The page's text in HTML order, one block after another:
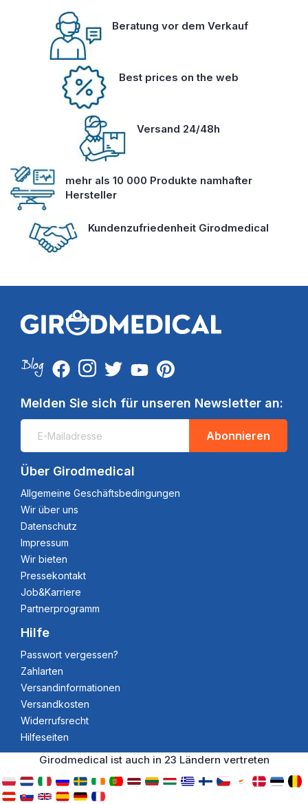
Beratung vor dem Verkauf
Best prices on the web
Versand 24/48h
mehr als 10 000 Produkte namhafter
Hersteller
Kundenzufriedenheit Girodmedical
Melden Sie sich für unseren Newsletter an:
Abonnieren
Über Girodmedical
Allgemeine Geschäftsbedingungen
Wir über uns
Datenschutz
Impressum
Wir bieten
Pressekontakt
Job&Karriere
Partnerprogramm
Hilfe
Passwort vergessen?
Zahlarten
Versandinformationen
Versandkosten
Widerrufsrecht
Hilfeseiten
Girodmedical ist auch in 23 Ländern vertreten